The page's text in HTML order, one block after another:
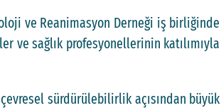
ve Reanimasyon Derneği iş birliğinde
ve sağlık profesyonellerinin katılımıyla
sürdürülebilirlik açısından büyük